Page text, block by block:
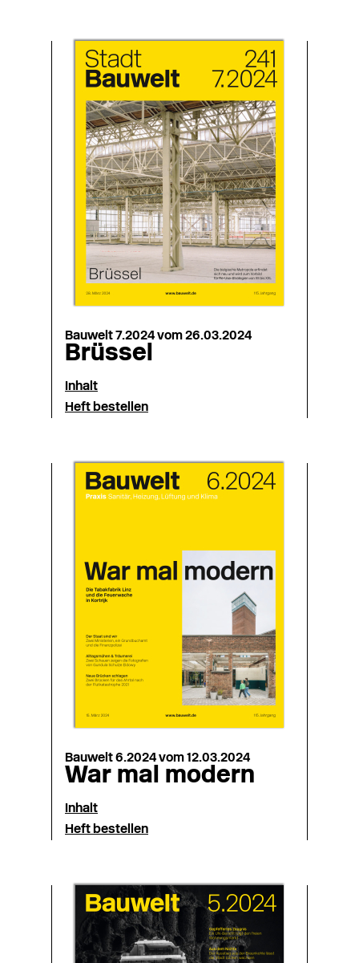
Bauwelt 7.2024 vom 26.03.2024
Brüssel
Inhalt
Heft bestellen
Bauwelt 6.2024 vom 12.03.2024
War mal modern
Inhalt
Heft bestellen